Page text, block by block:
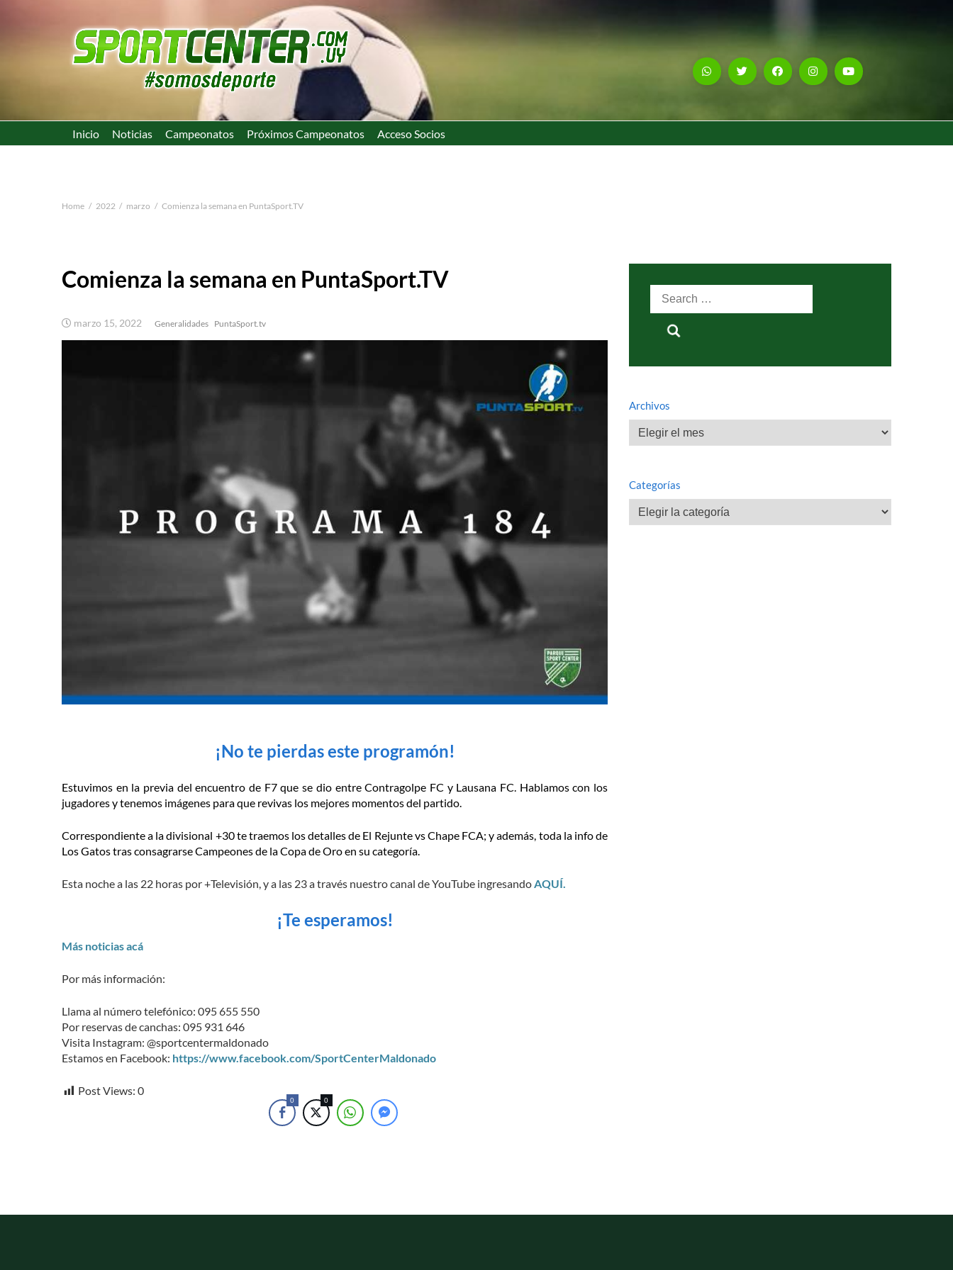
Inicio Noticias Campeonatos Próximos Campeonatos Acceso Socios
Home 2022 marzo Comienza la semana en PuntaSport.TV
Comienza la semana en PuntaSport.TV
marzo 15, 2022 Generalidades PuntaSport.tv
¡No te pierdas este programón!
Estuvimos en la previa del encuentro de F7 que se dio entre Contragolpe FC y Lausana FC. Hablamos con los
jugadores y tenemos imágenes para que revivas los mejores momentos del partido.
Correspondiente a la divisional +30 te traemos los detalles de El Rejunte vs Chape FCA; y además, toda la info de
Los Gatos tras consagrarse Campeones de la Copa de Oro en su categoría.
Esta noche a las 22 horas por +Televisión, y a las 23 a través nuestro canal de YouTube ingresandoAQUÍ.
¡Te esperamos!
Más noticias acá
Por más información:
Llama al número telefónico: 095 655 550
Por reservas de canchas: 095 931 646
Visita Instagram: @sportcentermaldonado
Estamos en Facebook: https://www.facebook.com/SportCenterMaldonado
Post Views: 0
0 0
Search
for:
Archivos
Archivos
Categorías
Categorías